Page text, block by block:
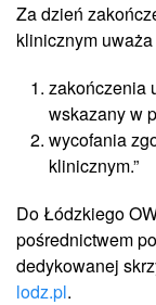
Za dzień
klinicznym
zakończenia
wskazany w
wycofania
klinicznym.”
Do Łódzkiego
pośrednictwem
dedykowanej
lodz.pl.